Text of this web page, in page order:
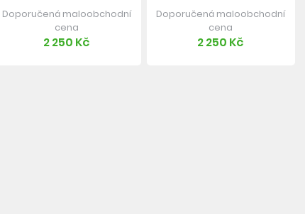
Doporučená maloobchodní
cena
2 250 Kč
Doporučená maloobchodní
cena
2 250 Kč